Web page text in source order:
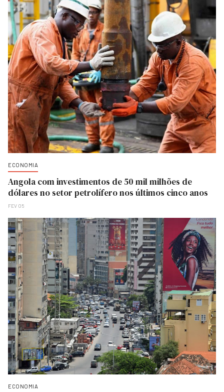
ECONOMIA
Angola com investimentos de 50 mil milhões de
dólares no setor petrolífero nos últimos cinco anos
FEV 05
ECONOMIA